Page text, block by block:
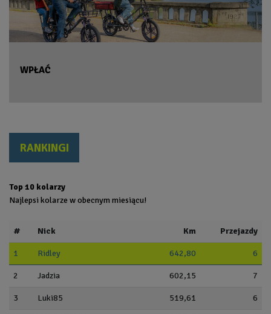
WPŁAĆ
RANKINGI
Top 10 kolarzy
Najlepsi kolarze w obecnym miesiącu!
# Nick Km Przejazdy
1 Ridley 642,80 6
2 Jadzia 602,15 7
3 Luki85 519,61 6